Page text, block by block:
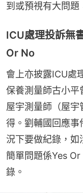
到或預視有大問題
ICU處理投訴無
Or No
會上亦披露ICU處
保養測量師古小平
屋宇測量師（屋
得。劉輔國回應事
況下要做紀錄，
簡單問題係Yes
錄。